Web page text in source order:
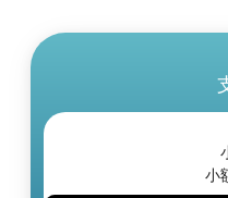
小